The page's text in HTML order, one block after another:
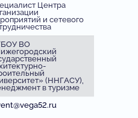
Центра
и сетевого
ВО
(ННГАСУ),
в туризме